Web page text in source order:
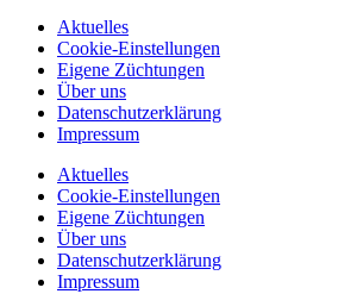
Aktuelles
Cookie-Einstellungen
Eigene Züchtungen
Über uns
Datenschutzerklärung
Impressum
Aktuelles
Cookie-Einstellungen
Eigene Züchtungen
Über uns
Datenschutzerklärung
Impressum